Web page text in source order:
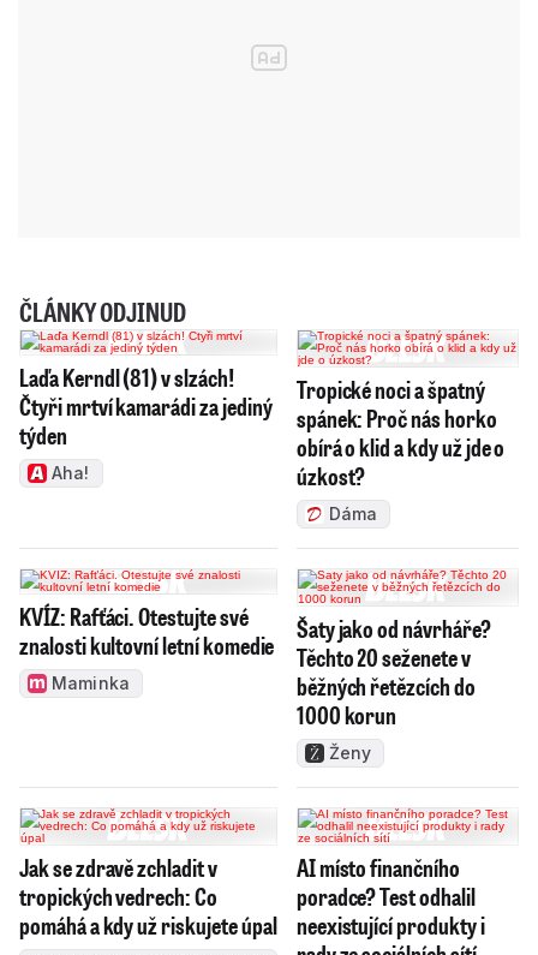
ČLÁNKY ODJINUD
Laďa Kerndl (81) v slzách!
Čtyři mrtví kamarádi za jediný
týden
Aha!
Tropické noci a špatný
spánek: Proč nás horko
obírá o klid a kdy už jde o
úzkost?
Dáma
KVÍZ: Rafťáci. Otestujte své
znalosti kultovní letní komedie
Maminka
Šaty jako od návrháře?
Těchto 20 seženete v
běžných řetězcích do
1000 korun
Ženy
Jak se zdravě zchladit v
tropických vedrech: Co
pomáhá a kdy už riskujete úpal
AI místo finančního
poradce? Test odhalil
neexistující produkty i